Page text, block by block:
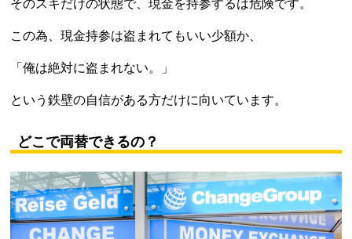
そのスキだけの状態で、現金を持参するは危険です。
この為、現金持参は盗まれてもいい少額か、
「俺は絶対に盗まれない。」
という鉄壁の自信がある方だけに向いています。
どこで両替できるの？